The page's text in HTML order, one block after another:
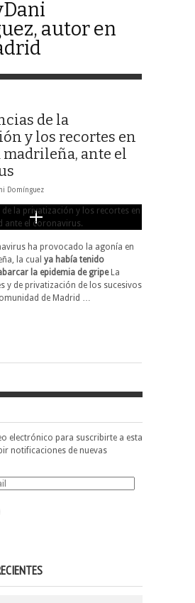
autor en
de la
y los recortes en
madrileña, ante el
Domínguez
ha provocado la agonía en
la cual ya había tenido
la epidemia de gripeLa
y de privatización de los sucesivos
de Madrid …
electrónico para suscribirte a esta
notificaciones de nuevas